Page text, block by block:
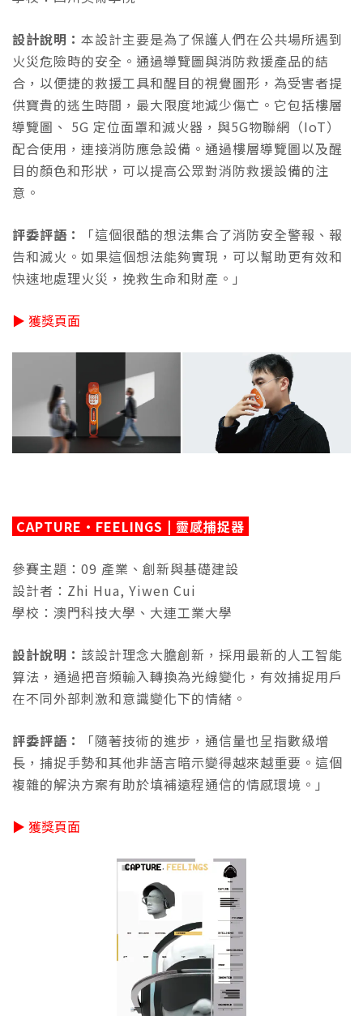
設計說明： 本設計主要是為了保護人們在公共場所遇到
火災危險時的安全。通過導覽圖與消防救援產品的結
合，以便捷的救援工具和醒目的視覺圖形，為受害者提
供寶貴的逃生時間，最大限度地減少傷亡。它包括樓層
導覽圖、 5G 定位面罩和滅火器，與5G物聯網（IoT）
配合使用，連接消防應急設備。通過樓層導覽圖以及醒
目的顏色和形狀，可以提高公眾對消防救援設備的注
意。
評委評語：
「這個很酷的想法集合了消防安全警報、報
告和滅火。如果這個想法能夠實現，可以幫助更有效和
快速地處理火災，挽救生命和財產。」
▶ 獲獎頁面
CAPTURE·FEELINGS | 靈感捕捉器
參賽主題：09 產業、創新與基礎建設
設計者：Zhi Hua, Yiwen Cui
學校：澳門科技大學、大連工業大學
設計說明： 該設計理念大膽創新，採用最新的人工智能
算法，通過把音頻輸入轉換為光線變化，有效捕捉用戶
在不同外部刺激和意識變化下的情緒。
評委評語：
「隨著技術的進步，通信量也呈指數級增
長，捕捉手勢和其他非語言暗示變得越來越重要。這個
複雜的解決方案有助於填補遠程通信的情感環境。」
▶ 獲獎頁面